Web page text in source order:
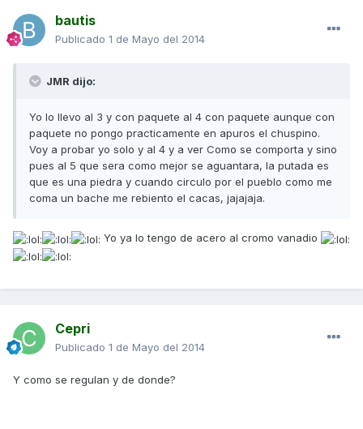
bautis
Publicado 1 de Mayo del 2014
JMR dijo:
Yo lo llevo al 3 y con paquete al 4 con paquete aunque con
paquete no pongo practicamente en apuros el chuspino.
Voy a probar yo solo y al 4 y a ver Como se comporta y sino
pues al 5 que sera como mejor se aguantara, la putada es
que es una piedra y cuando circulo por el pueblo como me
coma un bache me rebiento el cacas, jajajaja.
Yo ya lo tengo de acero al cromo vanadio
Cepri
Publicado 1 de Mayo del 2014
Y como se regulan y de donde?